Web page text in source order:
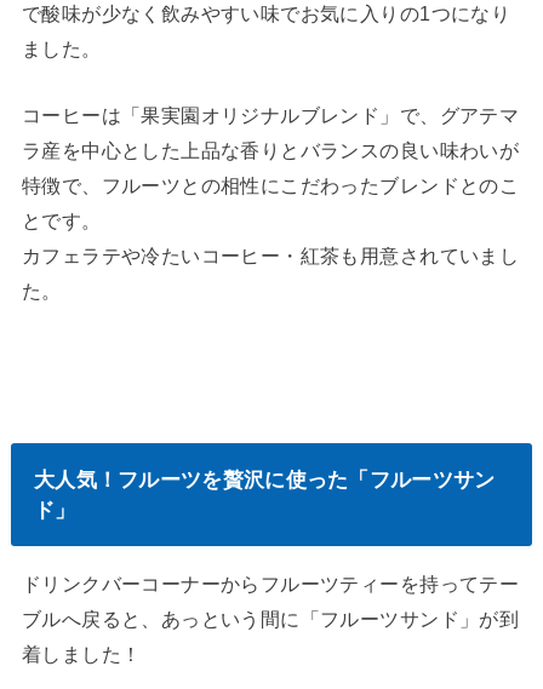
で酸味が少なく飲みやすい味でお気に入りの1つになり
ました。
コーヒーは「果実園オリジナルブレンド」で、グアテマ
ラ産を中心とした上品な香りとバランスの良い味わいが
特徴で、フルーツとの相性にこだわったブレンドとのこ
とです。
カフェラテや冷たいコーヒー・紅茶も用意されていまし
た。
大人気！フルーツを贅沢に使った「フルーツサン
ド」
ドリンクバーコーナーからフルーツティーを持ってテー
ブルへ戻ると、あっという間に「フルーツサンド」が到
着しました！